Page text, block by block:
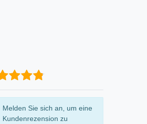
Melden Sie sich an, um eine
Kundenrezension zu